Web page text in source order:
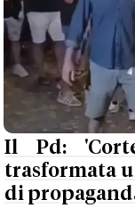
Il Pd:
trasformata
di